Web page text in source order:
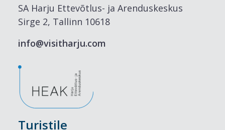
SA Harju Ettevõtlus- ja Arenduskeskus
Sirge 2, Tallinn 10618
info@visitharju.com
Turistile